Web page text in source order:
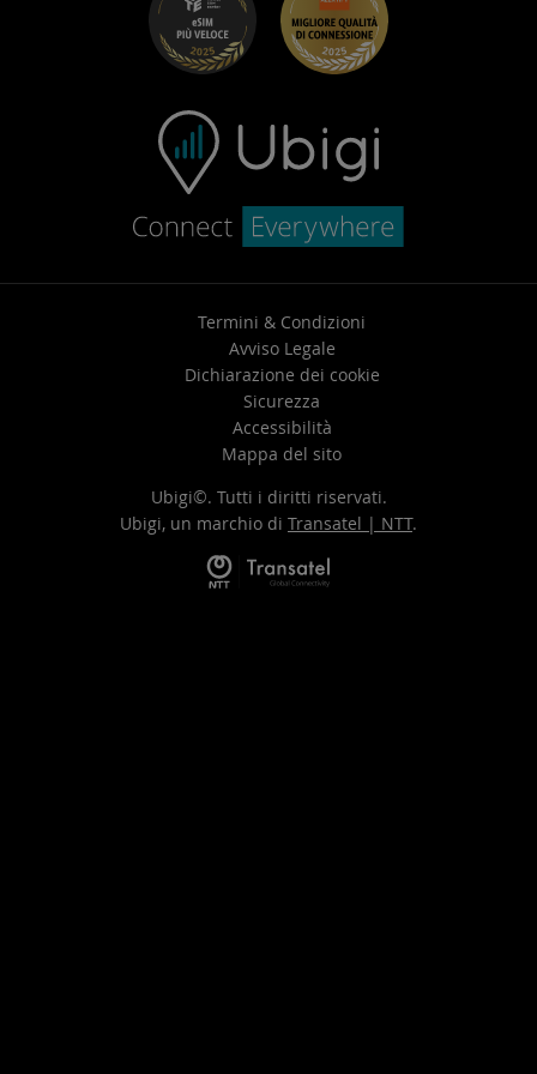
Centro assistenza
Contatta l’assistenza
Termini & Condizioni
Avviso Legale
Dichiarazione dei cookie
Sicurezza
Accessibilità
Mappa del sito
Ubigi©. Tutti i diritti riservati.
Ubigi, un marchio di Transatel | NTT.